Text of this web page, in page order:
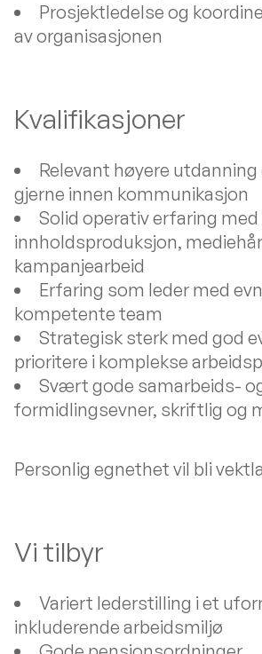
Prosjektledelse og
av organisasjonen
Kvalifikasjoner
Relevant høyere
gjerne innen kommunikasjon
Solid operativ erfaring med
innholdsproduksjon,
kampanjearbeid
Erfaring som leder med
kompetente team
Strategisk sterk med god
prioritere i komplekse
Svært gode samarbeids-
formidlingsevner, skriftlig og
Personlig egnethet vil bli
Vi tilbyr
Variert lederstilling i et
inkluderende arbeidsmiljø